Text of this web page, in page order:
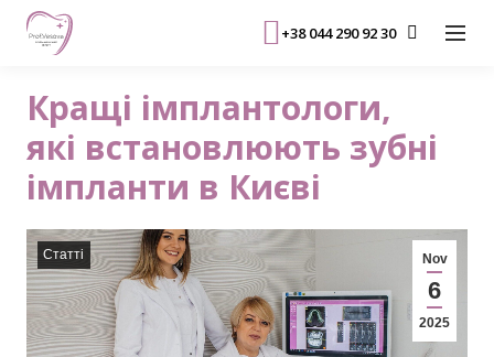
+38 044 290 92 30
Кращі імплантологи,
які встановлюють зубні
імпланти в Києві
Статті Nov
6
2025